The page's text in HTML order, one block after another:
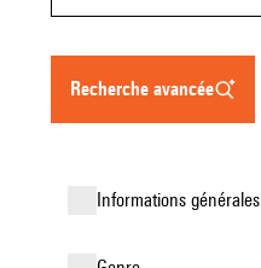
recherche avancée
informations générales